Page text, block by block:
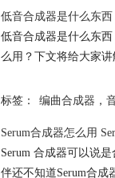
低音合成器是什么东西
低音合成器是什么东西
么用？下文将给大家讲
标签： 编曲合成器 ，
Serum合成器怎么用
Serum 合成器可以说
伴还不知道Serum合成